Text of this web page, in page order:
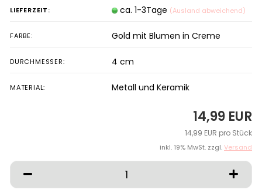
LIEFERZEIT: ca. 1-3Tage (Ausland abweichend)
FARBE: Gold mit Blumen in Creme
DURCHMESSER: 4 cm
MATERIAL: Metall und Keramik
14,99 EUR
14,99 EUR pro Stück
inkl. 19% MwSt. zzgl.Versand